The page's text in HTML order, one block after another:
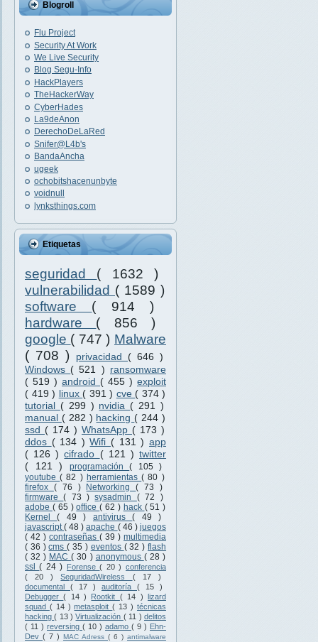
Blogroll
Flu Project
Security At Work
We Live Security
Blog Segu-Info
HackPlayers
TheHackerWay
CyberHades
La9deAnon
DerechoDeLaRed
Snifer@L4b's
BandaAncha
ugeek
ochobitshacenunbyte
voidnull
lynksthings.com
Etiquetas
seguridad ( 1632 )
vulnerabilidad ( 1589 )
software ( 914 )
hardware ( 856 )
google ( 747 ) Malware
( 708 )
privacidad ( 646 )
Windows ( 521 ) ransomware
( 519 ) android ( 455 ) exploit
( 419 ) linux ( 391 ) cve ( 374 )
tutorial ( 299 ) nvidia ( 291 )
manual ( 282 ) hacking ( 244 )
ssd ( 174 ) WhatsApp ( 173 )
ddos ( 134 )Wifi ( 131 ) app
( 126 )cifrado ( 121 )twitter
( 121 ) programación( 105 )
youtube( 82 ) herramientas( 80 )
firefox ( 76 ) Networking( 73 )
firmware( 73 )sysadmin ( 72 )
adobe ( 65 )office( 62 ) hack ( 51 )
Kernel( 49 ) antivirus( 49 )
javascript( 48 )apache ( 46 ) juegos
( 42 ) contraseñas ( 39 ) multimedia
( 36 )cms( 35 ) eventos ( 32 )flash
( 32 ) MAC( 30 ) anonymous ( 28 )
ssl( 24 ) Forense( 20 ) conferencia
( 20 )SeguridadWireless ( 17 )
documental ( 17 ) auditoría ( 15 )
Debugger( 14 ) Rootkit ( 14 ) lizard
squad ( 14 )metasploit( 13 ) técnicas
hacking( 13 )Virtualización ( 11 ) delitos
( 11 ) reversing ( 10 ) adamo ( 9 ) Ehn-
Dev ( 7 ) MAC Adress ( 6 ) antimalware